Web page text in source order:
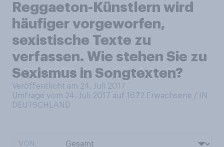
Reggaeton-Künstlern wird
häufiger vorgeworfen,
sexistische Texte zu
verfassen. Wie stehen Sie zu
Sexismus in Songtexten?
Veröffentlicht am 24. Juli 2017
Umfrage vom 24. Juli 2017 auf 1672 Erwachsene / IN
DEUTSCHLAND